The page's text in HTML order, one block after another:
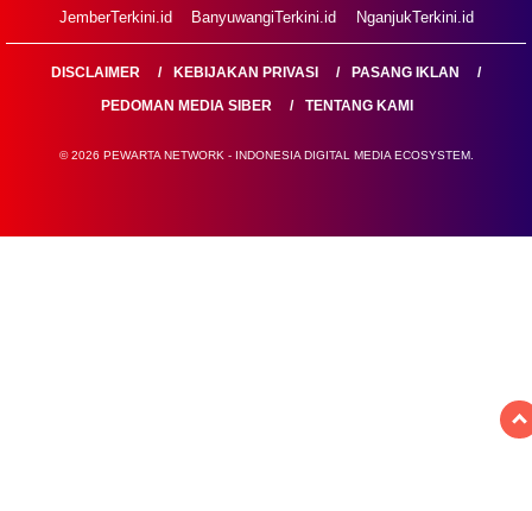
JemberTerkini.id
BanyuwangiTerkini.id
NganjukTerkini.id
DISCLAIMER KEBIJAKAN PRIVASI
PASANG IKLAN
PEDOMAN MEDIA SIBER
TENTANG KAMI
© 2026 PEWARTA NETWORK - INDONESIA DIGITAL MEDIA ECOSYSTEM.